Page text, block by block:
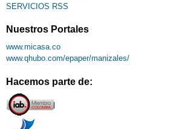
SERVICIOS RSS
Nuestros Portales
www.micasa.co
www.qhubo.com/epaper/manizales/
Hacemos parte de: